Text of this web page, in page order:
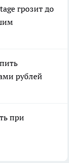
грозит до
рублей
при